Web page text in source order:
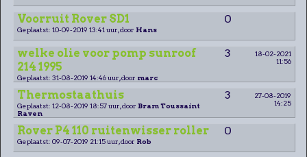
Voorruit Rover SD1 0
Geplaatst: 10-09-2019 13:41 uur, door Hans
welke olie voor pomp sunroof
214 1995
3
18-02-2021
11:56
Geplaatst: 31-08-2019 14:46 uur, door marc
Thermostaathuis 3
27-08-2019
14:25
Geplaatst: 12-08-2019 18:57 uur, door Bram Toussaint
Raven
Rover P4 110 ruitenwisser roller 0
Geplaatst: 09-07-2019 21:15 uur, door Rob